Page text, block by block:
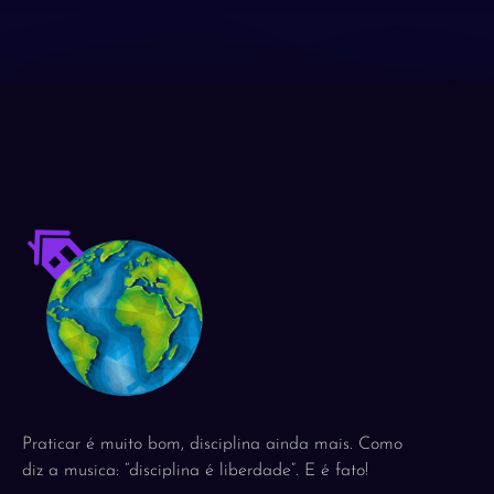
Praticar é muito bom, disciplina ainda mais. Como
diz a musica: “disciplina é liberdade”. E é fato!